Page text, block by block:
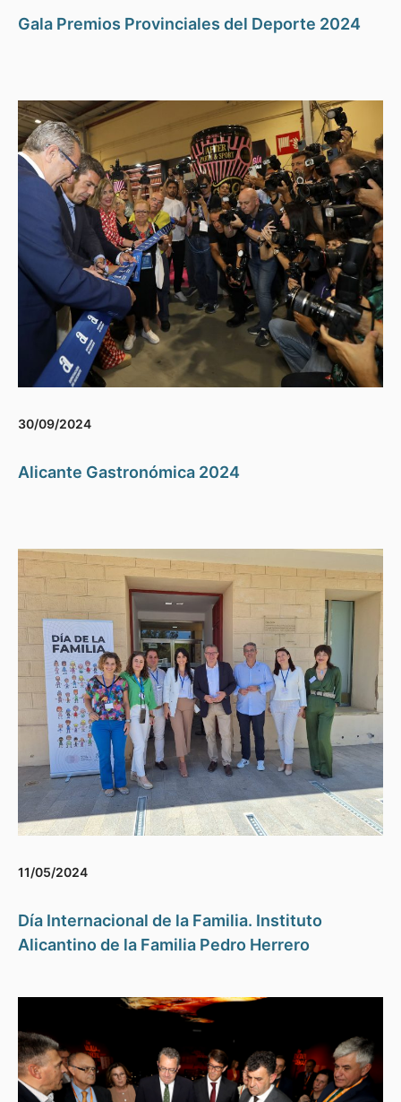
Gala Premios Provinciales del Deporte 2024
30/09/2024
Alicante Gastronómica 2024
11/05/2024
Día Internacional de la Familia. Instituto
Alicantino de la Familia Pedro Herrero